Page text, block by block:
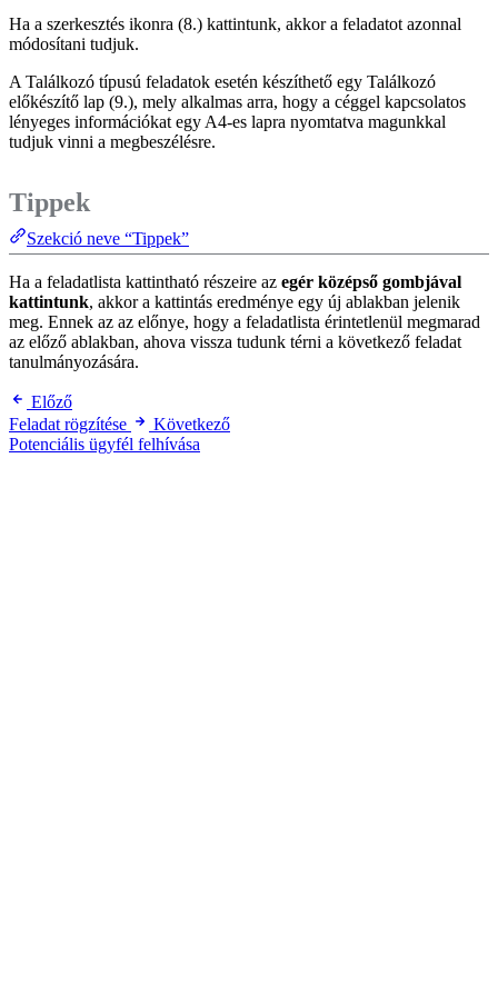
Ha a szerkesztés ikonra (8.) kattintunk, akkor a feladatot azonnal
módosítani tudjuk.
A Találkozó típusú feladatok esetén készíthető egy Találkozó
előkészítő lap (9.), mely alkalmas arra, hogy a céggel kapcsolatos
lényeges információkat egy A4-es lapra nyomtatva magunkkal
tudjuk vinni a megbeszélésre.
Tippek
Szekció neve “Tippek”
Ha a feladatlista kattintható részeire az egér középső gombjával
kattintunk, akkor a kattintás eredménye egy új ablakban jelenik
meg. Ennek az az előnye, hogy a feladatlista érintetlenül megmarad
az előző ablakban, ahova vissza tudunk térni a következő feladat
tanulmányozására.
Előző
Feladat rögzítése
Következő
Potenciális ügyfél felhívása